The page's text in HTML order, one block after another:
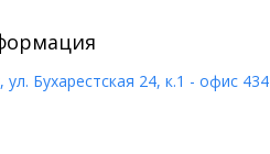
ул. Бухарестская 24, к.1 - офис 434